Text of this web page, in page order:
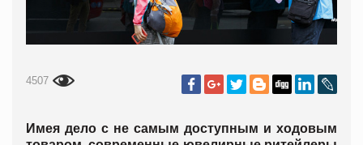
4507
Имея дело с не самым доступным и ходовым